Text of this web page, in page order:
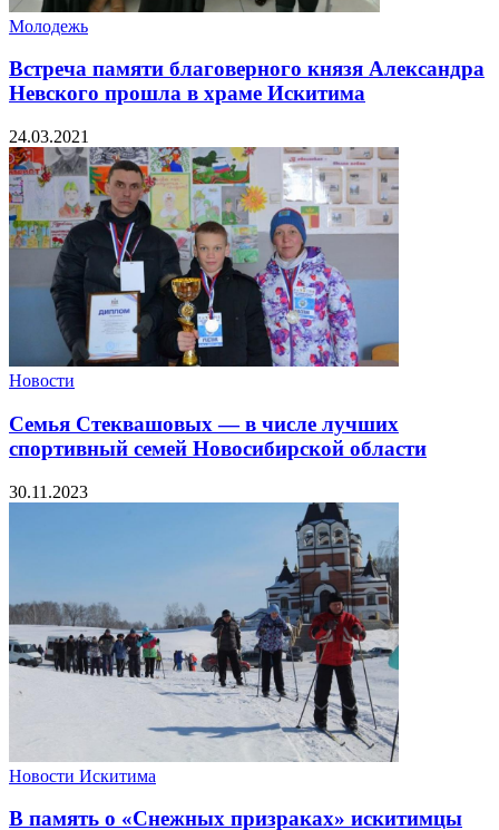
Молодежь
Встреча памяти благоверного князя Александра
Невского прошла в храме Искитима
24.03.2021
Новости
Семья Стеквашовых — в числе лучших
спортивный семей Новосибирской области
30.11.2023
Новости Искитима
В память о «Снежных призраках» искитимцы